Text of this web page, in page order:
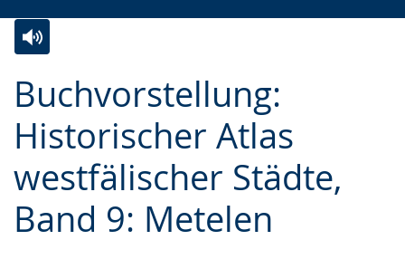
Buchvorstellung:
Historischer Atlas
westfälischer Städte,
Band 9: Metelen
Leichten
Sprache
wechseln.
Audio-
Unterstützung.
Video
in
Deutscher
Gebärdensprache
angezeigt.